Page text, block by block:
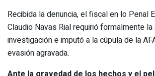
Recibida la denuncia, el fiscal en lo Penal
Claudio Navas Rial requirió formalmente
investigación e imputó a la cúpula de la
evasión agravada.